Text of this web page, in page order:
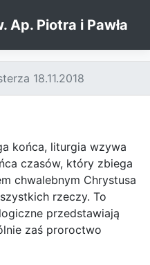
Ap. Piotra i Pawła
18.11.2018
końca, liturgia wzywa
czasów, który zbiega
chwalebnym Chrystusa
rzeczy. To
przedstawiają
zaś proroctwo